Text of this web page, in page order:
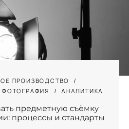
ПРОИЗВОДСТВО
АНАЛИТИКА
предметную съёмку
процессы и стандарты